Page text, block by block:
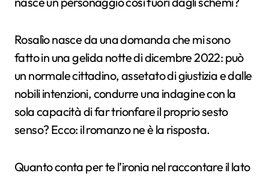
Rosalìo nasce da una domanda che mi sono
fatto in una gelida notte di dicembre 2022: può
un normale cittadino, assetato di giustizia e dalle
nobili intenzioni, condurre una indagine con la
sola capacità di far trionfare il proprio sesto
senso? Ecco: il romanzo ne è la risposta.
Quanto conta per te l’ironia nel raccontare il lato